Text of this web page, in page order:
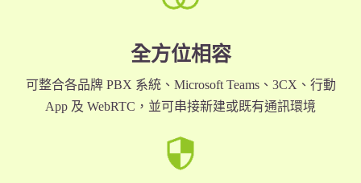
全方位相容
可整合各品牌 PBX 系統、Microsoft Teams、3CX、行動
App 及 WebRTC，並可串接新建或既有通訊環境